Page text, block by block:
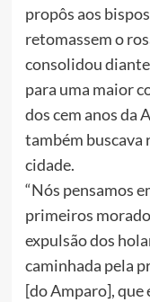
propôs aos
retomassem o
consolidou
para uma maior
dos cem anos da
também buscava
cidade.
“Nós pensamos
primeiros
expulsão dos
caminhada pela
[do Amparo],